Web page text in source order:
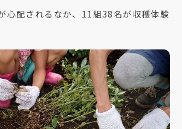
心配されるなか、11組38名が収穫体験